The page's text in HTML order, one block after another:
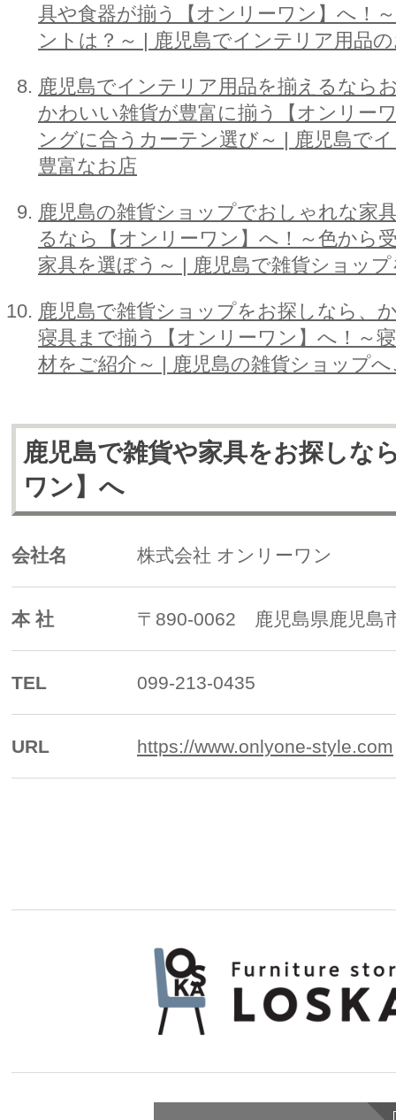
具や食器が揃う【オンリーワン】へ！
ントは？～ | 鹿児島でインテリア用品
鹿児島でインテリア用品を揃えるなら
かわいい雑貨が豊富に揃う【オンリー
ングに合うカーテン選び～ | 鹿児島で
豊富なお店
鹿児島の雑貨ショップでおしゃれな家
るなら【オンリーワン】へ！～色から
家具を選ぼう～ | 鹿児島で雑貨ショッ
鹿児島で雑貨ショップをお探しなら、
寝具まで揃う【オンリーワン】へ！～
材をご紹介～ | 鹿児島の雑貨ショップ
鹿児島で雑貨や家具をお探しな
ワン】へ
会社名 株式会社 オンリーワン
本 社 〒890-0062 鹿児島県鹿児島
TEL 099-213-0435
URL https://www.onlyone-style.com